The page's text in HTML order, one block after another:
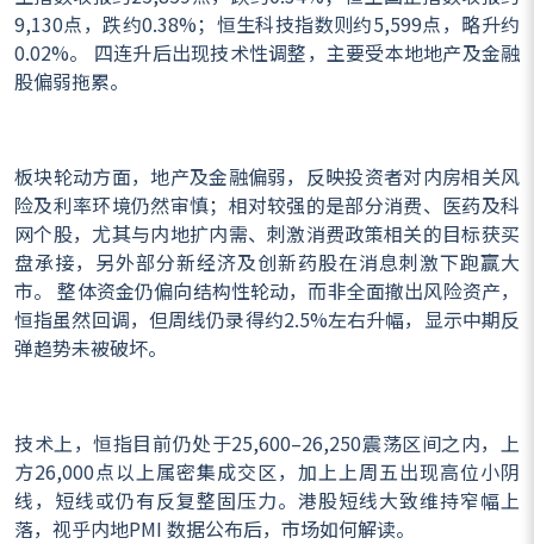
9,130点，跌约0.38%；恒生科技指数则约5,599点，略升约
0.02%。 四连升后出现技术性调整，主要受本地地产及金融
股偏弱拖累。
板块轮动方面，地产及金融偏弱，反映投资者对内房相关风
险及利率环境仍然审慎；相对较强的是部分消费、医药及科
网个股，尤其与内地扩内需、刺激消费政策相关的目标获买
盘承接，另外部分新经济及创新药股在消息刺激下跑赢大
市。
整体资金仍偏向结构性轮动，而非全面撤出风险资产，
恒指虽然回调，但周线仍录得约2.5%左右升幅，显示中期反
弹趋势未被破坏。​
技术上，恒指目前仍处于25,600–26,250震荡区间之内，上
方26,000点以上属密集成交区，加上上周五出现高位小阴
线，短线或仍有反复整固压力。港股短线大致维持窄幅上
落，视乎内地PMI 数据公布后，市场如何解读。